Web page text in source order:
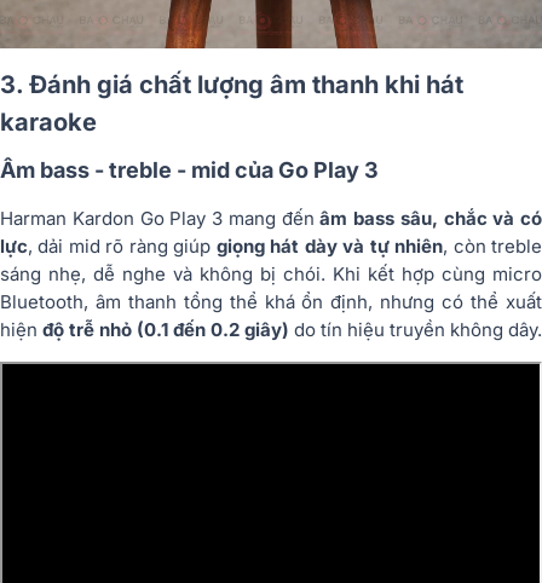
3. Đánh giá chất lượng âm thanh khi hát
karaoke
Âm bass - treble - mid của Go Play 3
Harman Kardon Go Play 3 mang đếnâm bass sâu, chắc và có
lực, dải mid rõ ràng giúp giọng hát dày và tự nhiên, còn treble
sáng nhẹ, dễ nghe và không bị chói. Khi kết hợp cùng micro
Bluetooth, âm thanh tổng thể khá ổn định, nhưng có thể xuất
hiện độ trễ nhỏ (0.1 đến 0.2 giây) do tín hiệu truyền không dây.